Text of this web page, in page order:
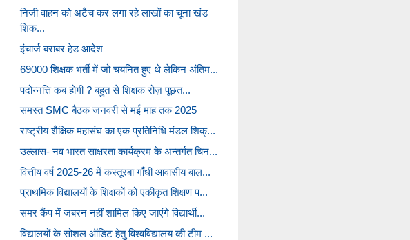
निजी वाहन को अटैच कर लगा रहे लाखों का चूना खंड
शिक...
इंचार्ज बराबर हेड आदेश
69000 शिक्षक भर्ती में जो चयनित हुए थे लेकिन अंतिम...
पदोन्नत्ति कब होगी ? बहुत से शिक्षक रोज़ पूछत...
समस्त SMC बैठक जनवरी से मई माह तक 2025
राष्ट्रीय शैक्षिक महासंघ का एक प्रतिनिधि मंडल शिक्...
उल्लास- नव भारत साक्षरता कार्यक्रम के अन्तर्गत चिन...
वित्तीय वर्ष 2025-26 में कस्तूरबा गाँधी आवासीय बाल...
प्राथमिक विद्यालयों के शिक्षकों को एकीकृत शिक्षण प...
समर कैंप में जबरन नहीं शामिल किए जाएंगे विद्यार्थी...
विद्यालयों के सोशल ऑडिट हेतु विश्वविद्यालय की टीम ...